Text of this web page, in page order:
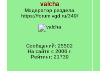
valcha
Модератор раздела
https://forum.vgd.ru/349/
Сообщений: 25502
На сайте с 2006 г.
Рейтинг: 21739